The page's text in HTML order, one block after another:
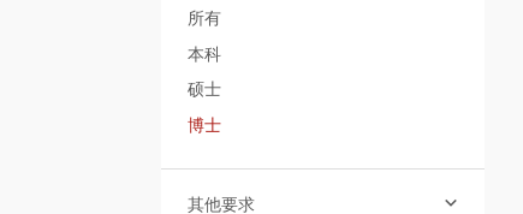
所有
本科
硕士
博士
其他要求 